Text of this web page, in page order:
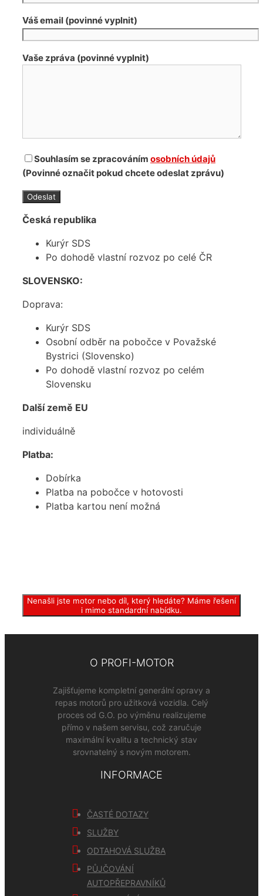
Váš email (povinné vyplnit)
Vaše zpráva (povinné vyplnit)
Souhlasím se zpracováním osobních údajů
(Povinné označit pokud chcete odeslat zprávu)
Česká republika
Kurýr SDS
Po dohodě vlastní rozvoz po celé ČR
SLOVENSKO:
Doprava:
Kurýr SDS
Osobní odběr na pobočce v Považské
Bystrici (Slovensko)
Po dohodě vlastní rozvoz po celém
Slovensku
Další země EU
individuálně
Platba:
Dobírka
Platba na pobočce v hotovosti
Platba kartou není možná
Nenašli jste motor nebo díl, který hledáte? Máme řešení
i mimo standardní nabídku.
O PROFI-MOTOR
Zajišťujeme kompletní generální opravy a
repas motorů pro užitková vozidla. Celý
proces od G.O. po výměnu realizujeme
přímo v našem servisu, což zaručuje
maximální kvalitu a technický stav
srovnatelný s novým motorem.
INFORMACE
ČASTÉ DOTAZY
SLUŽBY
ODTAHOVÁ SLUŽBA
PŮJČOVÁNÍ
AUTOPŘEPRAVNÍKŮ